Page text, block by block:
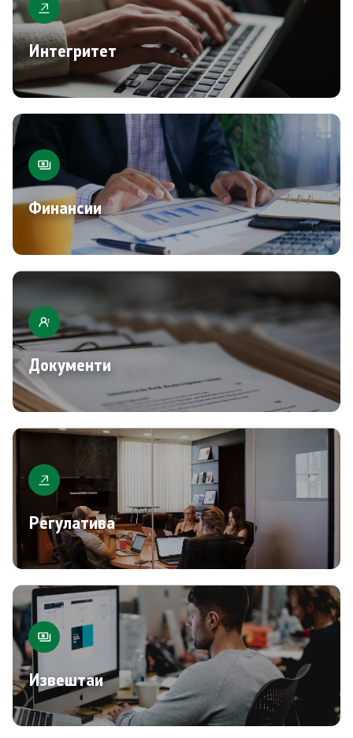
Интегритет
Финансии
Документи
Регулатива
Извештаи